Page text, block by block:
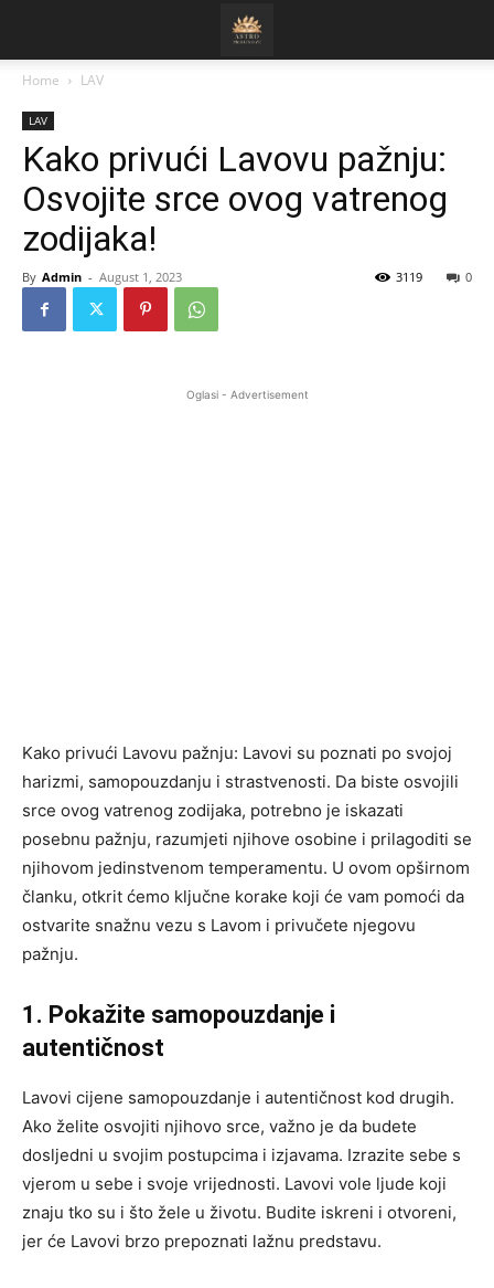
Home LAV
LAV
Kako privući Lavovu pažnju:
Osvojite srce ovog vatrenog
zodijaka!
By Admin - August 1, 2023 0
3119
Oglasi - Advertisement
Kako privući Lavovu pažnju: Lavovi su poznati po svojoj
harizmi, samopouzdanju i strastvenosti. Da biste osvojili
srce ovog vatrenog zodijaka, potrebno je iskazati
posebnu pažnju, razumjeti njihove osobine i prilagoditi se
njihovom jedinstvenom temperamentu. U ovom opširnom
članku, otkrit ćemo ključne korake koji će vam pomoći da
ostvarite snažnu vezu s Lavom i privučete njegovu
pažnju.
1. Pokažite samopouzdanje i
autentičnost
Lavovi cijene samopouzdanje i autentičnost kod drugih.
Ako želite osvojiti njihovo srce, važno je da budete
dosljedni u svojim postupcima i izjavama. Izrazite sebe s
vjerom u sebe i svoje vrijednosti. Lavovi vole ljude koji
znaju tko su i što žele u životu. Budite iskreni i otvoreni,
jer će Lavovi brzo prepoznati lažnu predstavu.